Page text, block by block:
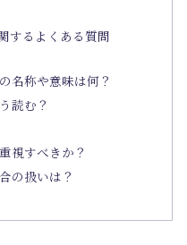
するよくある質問
名称や意味は何？
読む？
視すべきか？
の扱いは？